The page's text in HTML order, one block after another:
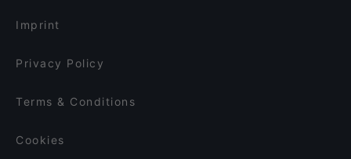
Café Nova
Imprint
Privacy Policy
Terms & Conditions
Cookies